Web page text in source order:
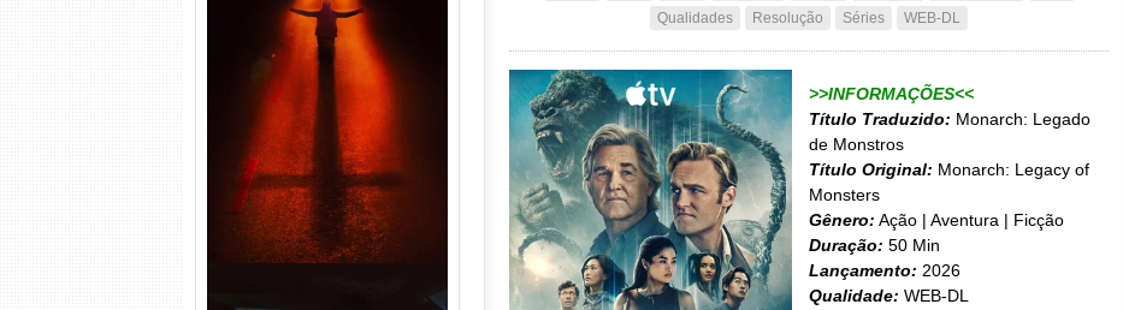
Qualidades
Resolução Séries WEB-DL
>>INFORMAÇÕES<<
Título Traduzido: Monarch: Legado
de Monstros
Título Original: Monarch: Legacy of
Monsters
Gênero: Ação | Aventura | Ficção
Duração: 50 Min
Lançamento: 2026
Qualidade: WEB-DL
Passageiro do Mal Torrent
(2026) WEB-DL 1080p Dual
Áudio